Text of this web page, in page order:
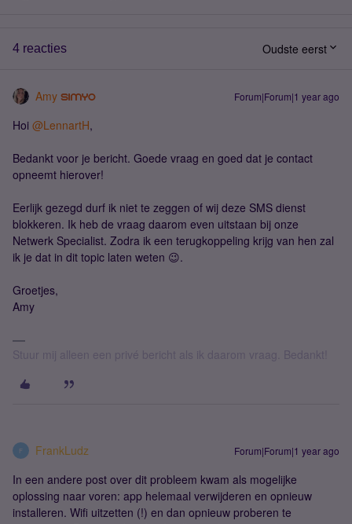
4 reacties Oudste eerst
Amy Forum|Forum|1 year ago
Hoi ​ @LennartH,
Bedankt voor je bericht. Goede vraag en goed dat je contact
opneemt hierover!
Eerlijk gezegd durf ik niet te zeggen of wij deze SMS dienst
blokkeren. Ik heb de vraag daarom even uitstaan bij onze
Netwerk Specialist. Zodra ik een terugkoppeling krijg van hen zal
ik je dat in dit topic laten weten 😉.
Groetjes,
Amy
Stuur mij alleen een privé bericht als ik daarom vraag. Bedankt!
F FrankLudz Forum|Forum|1 year ago
In een andere post over dit probleem kwam als mogelijke
oplossing naar voren: app helemaal verwijderen en opnieuw
installeren. Wifi uitzetten (!) en dan opnieuw proberen te